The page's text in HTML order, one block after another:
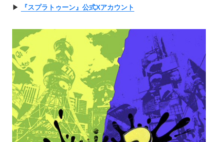
▶︎ 『スプラトゥーン』公式Xアカウント